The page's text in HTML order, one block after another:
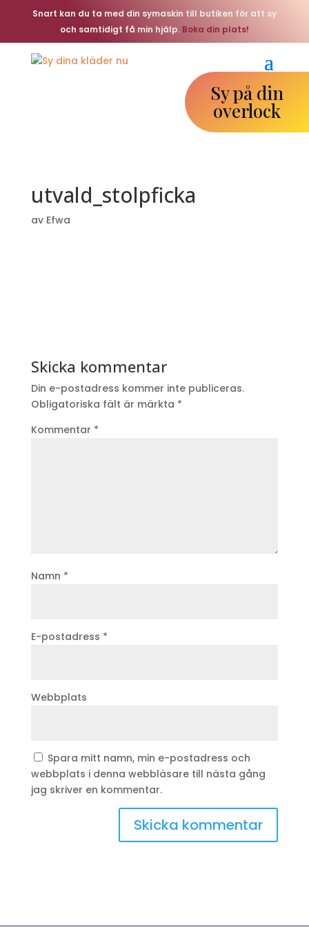
Snart kan du ta med din symaskin till butiken för att sy
och samtidigt få min hjälp. Boka din plats!
Sy på din
overlock
utvald_stolpficka
av Efwa
Skicka kommentar
Din e-postadress kommer inte publiceras.
Obligatoriska fält är märkta *
Kommentar *
Namn *
E-postadress *
Webbplats
Spara mitt namn, min e-postadress och
webbplats i denna webbläsare till nästa gång
jag skriver en kommentar.